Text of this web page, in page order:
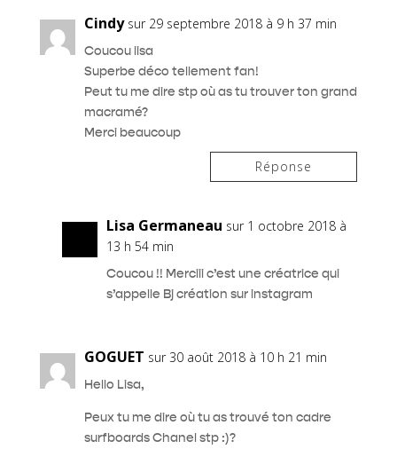
Cindy sur 29 septembre 2018 à 9 h 37 min
Coucou lisa
Superbe déco tellement fan!
Peut tu me dire stp où as tu trouver ton grand
macramé?
Merci beaucoup
Réponse
Lisa Germaneau sur 1 octobre 2018 à
13 h 54 min
Coucou !! Merciii c’est une créatrice qui
s’appelle Bj création sur instagram
GOGUET sur 30 août 2018 à 10 h 21 min
Hello Lisa,
Peux tu me dire où tu as trouvé ton cadre
surfboards Chanel stp :)?